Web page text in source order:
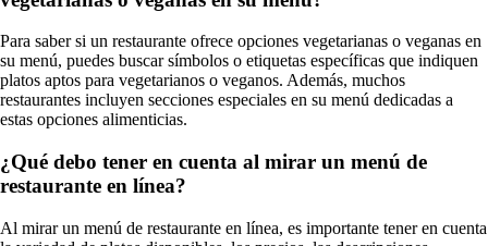
Para saber si un restaurante ofrece opciones vegetarianas o veganas en
su menú, puedes buscar símbolos o etiquetas específicas que indiquen
platos aptos para vegetarianos o veganos. Además, muchos
restaurantes incluyen secciones especiales en su menú dedicadas a
estas opciones alimenticias.
¿Qué debo tener en cuenta al mirar un menú de
restaurante en línea?
Al mirar un menú de restaurante en línea, es importante tener en cuenta